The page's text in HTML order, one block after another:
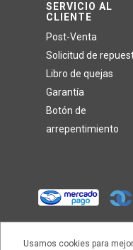
Usamos cookies para
SERVICIO AL
CLIENTE
Post-Venta
Solicitud de
Libro de quejas
Garantía
Botón de
arrepentimiento